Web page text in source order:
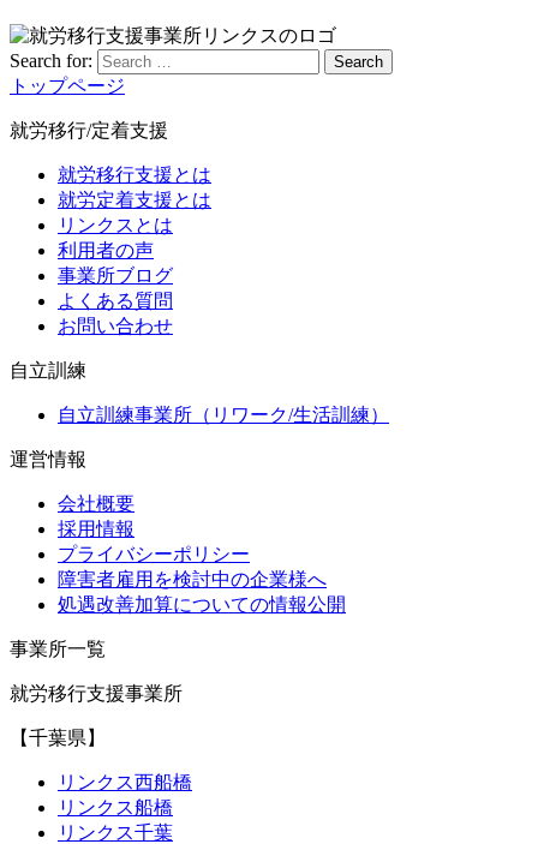
Search for: Search
トップページ
就労移行/定着支援
就労移行支援とは
就労定着支援とは
リンクスとは
利用者の声
事業所ブログ
よくある質問
お問い合わせ
自立訓練
自立訓練事業所（リワーク/生活訓練）
運営情報
会社概要
採用情報
プライバシーポリシー
障害者雇用を検討中の企業様へ
処遇改善加算についての情報公開
事業所一覧
就労移行支援事業所
【千葉県】
リンクス西船橋
リンクス船橋
リンクス千葉